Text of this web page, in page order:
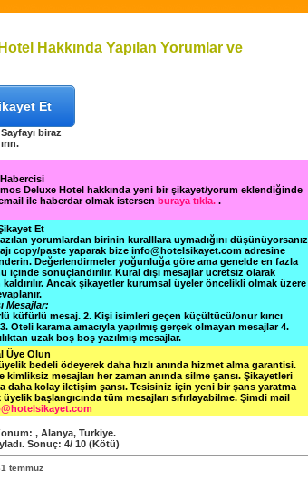
Hakkında Yapılan Yorumlar ve
Et
biraz
Deluxe Hotel hakkında yeni bir şikayet/yorum eklendiğinde
ile haberdar olmak istersen buraya tıkla. .
Et
yorumlardan birinin kuralllara uymadığını düşünüyorsanız
copy/paste yaparak bize info@hotelsikayet.com adresine
Değerlendirmeler yoğunluğa göre ama genelde en fazla
içinde sonuçlandırılır. Kural dışı mesajlar ücretsiz olarak
kaldırılır. Ancak şikayetler kurumsal üyeler öncelikli olmak üzere
Mesajlar:
küfürlü mesaj. 2. Kişi isimleri geçen küçültücü/onur kırıcı
Oteli karama amacıyla yapılmış gerçek olmayan mesajlar 4.
uzak boş boş yazılmış mesajlar.
Üye Olun
üyelik bedeli ödeyerek daha hızlı anında hizmet alma garantisi.
kimliksiz mesajları her zaman anında silme şansı. Şikayetleri
daha kolay iletişim şansı. Tesisiniz için yeni bir şans yaratma
üyelik başlangıcında tüm mesajları sıfırlayabilme. Şimdi mail
, Alanya, Turkiye.
. Sonuç: 4/ 10 (Kötü)
temmuz